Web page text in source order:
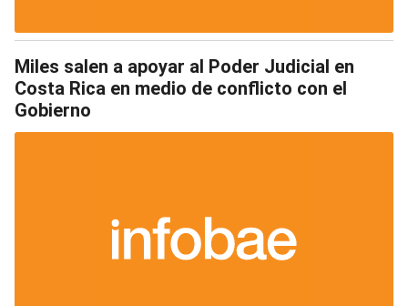
Miles salen a apoyar al Poder Judicial en
Costa Rica en medio de conflicto con el
Gobierno